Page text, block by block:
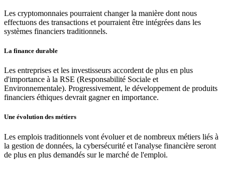
Les cryptomonnaies pourraient changer la manière dont nous
effectuons des transactions et pourraient être intégrées dans les
systèmes financiers traditionnels.
La finance durable
Les entreprises et les investisseurs accordent de plus en plus
d'importance à la RSE (Responsabilité Sociale et
Environnementale). Progressivement, le développement de produits
financiers éthiques devrait gagner en importance.
Une évolution des métiers
Les emplois traditionnels vont évoluer et de nombreux métiers liés à
la gestion de données, la cybersécurité et l'analyse financière seront
de plus en plus demandés sur le marché de l'emploi.